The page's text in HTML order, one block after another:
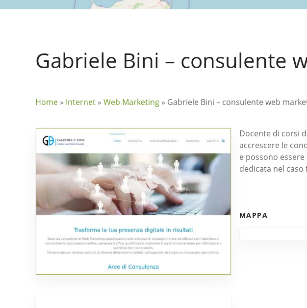
Gabriele Bini – consulente
Home » Internet » Web Marketing » Gabriele Bini – consulente web
Docente di corsi
accrescere le
e possono
dedicata nel
MAPPA